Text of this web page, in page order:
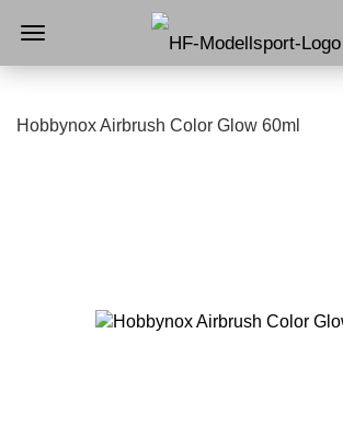
Hobbynox Airbrush Color Glow 60ml